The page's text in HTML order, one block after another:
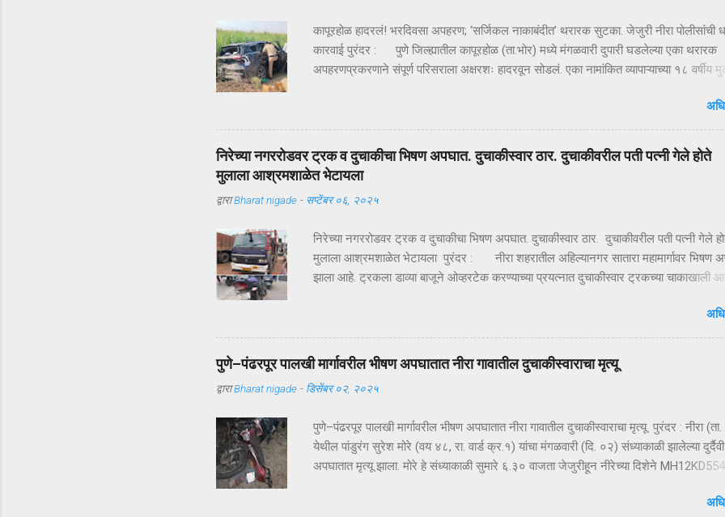
कापूरहोळ हादरलं! भरदिवसा अपहरण; ‘सर्जिकल नाकाबंदीत’ थरारक सुटका. जेजुरी नीरा पोलीसांंची
कारवाई पुरंदर : पुणे जिल्ह्यातील कापूरहोळ (ता.भोर) मध्ये मंगळवारी दुपारी घडलेल्या एका थरारक
अपहरणप्रकरणाने संपूर्ण परिसराला अक्षरशः हादरवून सोडलं. एका नामांकित व्यापाऱ्याच्या १८ वर्षीय
आलं. पण काही तासांतच पोलिसांनी उभारलेल्या ‘सर्जिकल नाकाबंदी’मुळे चित्र पालटलं—आणि युवकाची
सुखरूप सुटका झाली. क्षणात घडलेलं अपहरण, गावात खळबळ दुपारचा नेहमीसारखा
कापूरहोळच्या मुख्य रस्त्यावर अचानक एक काळी XUV थांबते… काही क्षणांची झटापट… आणि युवकाला
जबरदस्तीने गाडीत बसवून वाहन भरधाव वेगाने निघून जातं. हा प्रकार इतक्या झपाट्याने घडला की
परिसरातील लोक स्तब्ध झाले. घटनेची माहिती मिळताच कुटुंबीयांनी पोलिसांशी संपर्क साधला. ग्रामसुरक्षा
यंत्रणेद्वारे संदेश पसरवण्यात आला आणि गावागावातून सतर्कतेचे सायरन वाजू लागले. ‘ऑपरेशन
निरेच्या नगररोडवर ट्रक व दुचाकीचा भिषण अपघात. दुचाकीस्वार ठार. दुचाकीवरील पती पत्नी गेले होते
मुलाला आश्रमशाळेत भेटायला
द्वाराBharat nigade - सप्टेंबर ०६, २०२५
निरेच्या नगररोडवर ट्रक व दुचाकीचा भिषण अपघात. दुचाकीस्वार ठार. दुचाकीवरील पती पत्नी गेले
मुलाला आश्रमशाळेत भेटायला पुरंदर : नीरा शहरातील अहिल्यानगर सातारा महामार्गावर भिषण
झाला आहे. ट्रकला डाव्या बाजूने ओव्हरटेक करण्याच्या प्रयत्नात दुचाकीस्वार ट्रकच्या चाकाखाली
उपचारासाठी लोणंदकडे रवाना केले, मात्र उपचारापूर्वीच ते मृत पावले होते. अपघातात दुचाकीस्वार
कुवरलाल साखरे, रा. बोपर्डी जिल्हा नागपूर हल्ली मुक्कामी वाई एम.आय.डी.सी. असे नाव आहे. आज
शनिवारी (दि.६) सायंकाळी ४.४५ वाजता अहिल्यानगर सातारा महामार्गावर मोरगाव किंवा बारामती दिशेने
ट्रक क्रमांक एम.एच. २०- जी. सी. ७८११ या ट्रकाला हॉंडा शाईन क्रमांक एम.एच. ११- सी.झेड
यांच्यात अपघात झाला आहे. दुचाकीवरील चालक विजय साखरे व मागे बसलेली महिला लता साखरे
रस्त्य...
पुणे–पंढरपूर पालखी मार्गावरील भीषण अपघातात नीरा गावातील दुचाकीस्वाराचा मृत्यू
द्वाराBharat nigade - डिसेंबर ०२, २०२५
पुणे–पंढरपूर पालखी मार्गावरील भीषण अपघातात नीरा गावातील दुचाकीस्वाराचा मृत्यू पुरंदर : नीरा
येथील पांडुरंग सुरेश मोरे (वय ४८, रा. वार्ड क्र.१) यांचा मंगळवारी (दि. ०२) संध्याकाळी झालेल्या दुर्दैवी
अपघातात मृत्यू झाला. मोरे हे संध्याकाळी सुमारे ६.३० वाजता जेजुरीहून नीरेच्या दिशेने
पुणे–मिरज रेल्वे मार्गावरील गेट ओलांडल्यानंतर त्यांच्या दुचाकीचा अपघात झाला. अज्ञात वाहनाची